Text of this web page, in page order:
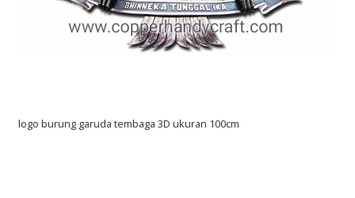
logo burung garuda tembaga 3D ukuran 100cm